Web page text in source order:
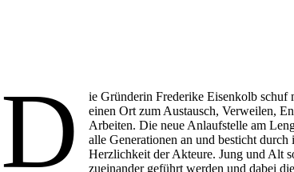
D
ie Gründerin Frederike Eisenkolb schuf
einen Ort zum Austausch, Verweilen,
Arbeiten. Die neue Anlaufstelle am
alle Generationen an und besticht durch
Herzlichkeit der Akteure. Jung und Alt
zueinander geführt werden und dabei